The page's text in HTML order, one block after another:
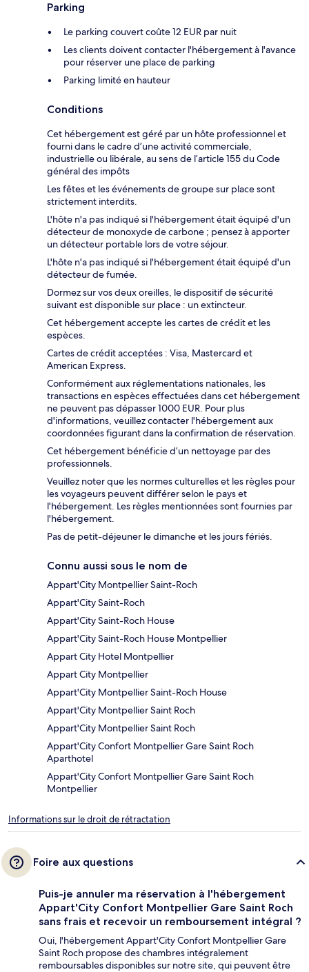
Parking
Le parking couvert coûte 12 EUR par nuit
Les clients doivent contacter l'hébergement à l'avance
pour réserver une place de parking
Parking limité en hauteur
Conditions
Cet hébergement est géré par un hôte professionnel et
fourni dans le cadre d’une activité commerciale,
industrielle ou libérale, au sens de l’article 155 du Code
général des impôts
Les fêtes et les événements de groupe sur place sont
strictement interdits.
L'hôte n'a pas indiqué si l'hébergement était équipé d'un
détecteur de monoxyde de carbone ; pensez à apporter
un détecteur portable lors de votre séjour.
L'hôte n'a pas indiqué si l'hébergement était équipé d'un
détecteur de fumée.
Dormez sur vos deux oreilles, le dispositif de sécurité
suivant est disponible sur place : un extincteur.
Cet hébergement accepte les cartes de crédit et les
espèces.
Cartes de crédit acceptées : Visa, Mastercard et
American Express.
Conformément aux réglementations nationales, les
transactions en espèces effectuées dans cet hébergement
ne peuvent pas dépasser 1000 EUR. Pour plus
d'informations, veuillez contacter l'hébergement aux
coordonnées figurant dans la confirmation de réservation.
Cet hébergement bénéficie d’un nettoyage par des
professionnels.
Veuillez noter que les normes culturelles et les règles pour
les voyageurs peuvent différer selon le pays et
l'hébergement. Les règles mentionnées sont fournies par
l'hébergement.
Pas de petit-déjeuner le dimanche et les jours fériés.
Connu aussi sous le nom de
Appart'City Montpellier Saint-Roch
Appart'City Saint-Roch
Appart'City Saint-Roch House
Appart'City Saint-Roch House Montpellier
Appart City Hotel Montpellier
Appart City Montpellier
Appart'City Montpellier Saint-Roch House
Appart'City Montpellier Saint Roch
Appart'City Montpellier Saint Roch
Appart'City Confort Montpellier Gare Saint Roch
Aparthotel
Appart'City Confort Montpellier Gare Saint Roch
Montpellier
Informations sur le droit de rétractation
Foire aux questions
Puis-je annuler ma réservation à l'hébergement
Appart'City Confort Montpellier Gare Saint Roch
sans frais et recevoir un remboursement intégral ?
Oui, l'hébergement Appart'City Confort Montpellier Gare
Saint Roch propose des chambres intégralement
remboursables disponibles sur notre site, qui peuvent être